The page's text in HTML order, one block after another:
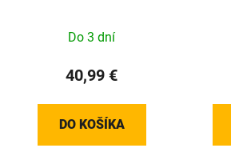
Do 3 dní
40,99 €
DO KOŠÍKA